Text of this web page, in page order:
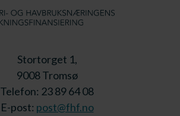
Stortorget 1,
9008 Tromsø
Telefon: 23 89 64 08
E-post: post@fhf.no